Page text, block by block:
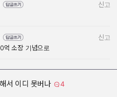
신고
신고
억 소장 기념으로
서 이디 못버나 4